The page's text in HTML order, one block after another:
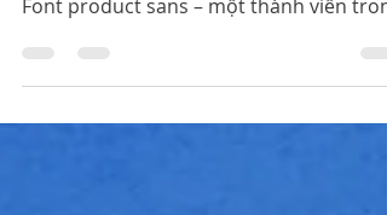
Cachhaynhat.com chia sẻ font Product
Sans Việt hóa tuyệt đẹp dành cho thiết